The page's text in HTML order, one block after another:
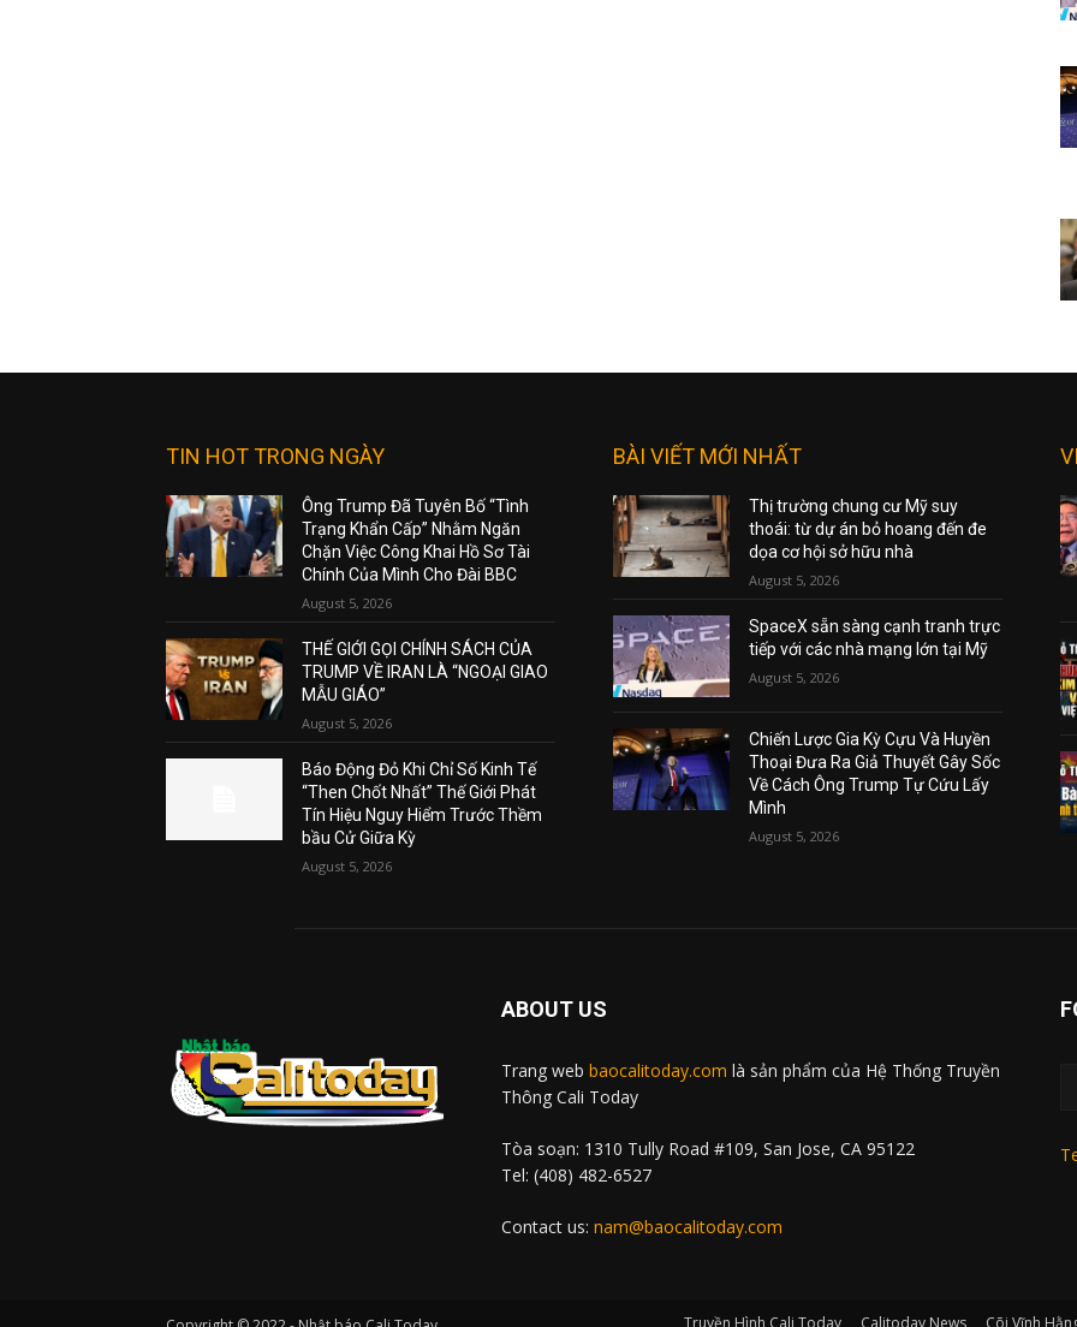
TIN HOT TRONG NGÀY
Ông Trump Đã Tuyên Bố “Tình
Trạng Khẩn Cấp” Nhằm Ngăn
Chặn Việc Công Khai Hồ Sơ Tài
Chính Của Mình Cho Đài BBC
August 5, 2026
THẾ GIỚI GỌI CHÍNH SÁCH CỦA
TRUMP VỀ IRAN LÀ “NGOẠI GIAO
MẪU GIÁO”
August 5, 2026
Báo Động Đỏ Khi Chỉ Số Kinh Tế
“Then Chốt Nhất” Thế Giới Phát
Tín Hiệu Nguy Hiểm Trước Thềm
bầu Cử Giữa Kỳ
August 5, 2026
BÀI VIẾT MỚI NHẤT
Thị trường chung cư Mỹ suy
thoái: từ dự án bỏ hoang đến đe
dọa cơ hội sở hữu nhà
August 5, 2026
SpaceX sẵn sàng cạnh tranh trực
tiếp với các nhà mạng lớn tại Mỹ
August 5, 2026
Chiến Lược Gia Kỳ Cựu Và Huyền
Thoại Đưa Ra Giả Thuyết Gây Sốc
Về Cách Ông Trump Tự Cứu Lấy
Mình
August 5, 2026
ABOUT US
Trang web baocalitoday.com là sản phẩm của Hệ Thống Truyền
Thông Cali Today
Tòa soạn: 1310 Tully Road #109, San Jose, CA 95122
Tel: (408) 482-6527
Contact us: nam@baocalitoday.com
Truyền Hình Cali Today Calitoday News Cõi Vĩnh